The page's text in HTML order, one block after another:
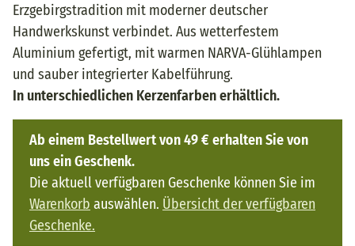
Erzgebirgstradition mit moderner deutscher
Handwerkskunst verbindet. Aus wetterfestem
Aluminium gefertigt, mit warmen NARVA-Glühlampen
und sauber integrierter Kabelführung.
In unterschiedlichen Kerzenfarben erhältlich.
Ab einem Bestellwert von 49 € erhalten Sie von
uns ein Geschenk.
Die aktuell verfügbaren Geschenke können Sie im
Warenkorb auswählen. Übersicht der verfügbaren
Geschenke.